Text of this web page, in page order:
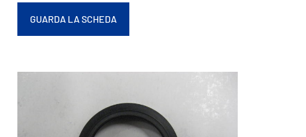
GUARDA LA SCHEDA